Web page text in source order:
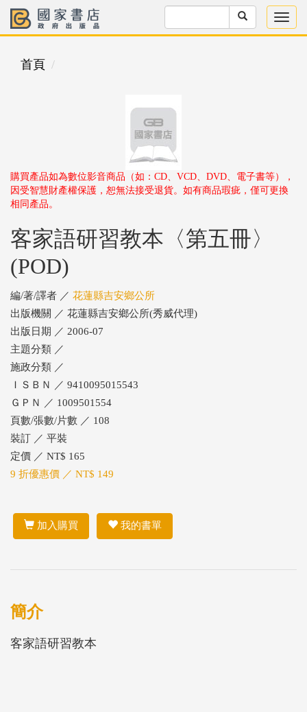
首頁
購買產品如為數位影音商品（如：CD、VCD、DVD、電子書等），
因受智慧財產權保護，恕無法接受退貨。如有商品瑕疵，僅可更換
相同產品。
客家語研習教本〈第五冊〉
(POD)
編/著/譯者 ／ 花蓮縣吉安鄉公所
出版機關 ／ 花蓮縣吉安鄉公所(秀威代理)
出版日期 ／ 2006-07
主題分類 ／
施政分類 ／
ＩＳＢＮ ／ 9410095015543
ＧＰＮ ／ 1009501554
頁數/張數/片數 ／ 108
裝訂 ／ 平裝
定價 ／ NT$ 165
9 折優惠價 ／ NT$ 149
加入購買 我的書單
簡介
客家語研習教本